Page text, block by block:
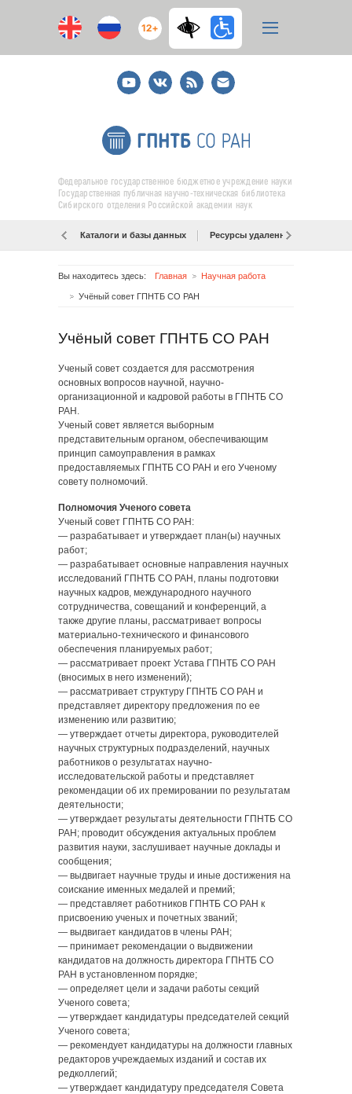
12+
YoutubeВКонтакте
RSS
E-
mail
подписка
Федеральное государственное бюджетное учреждение науки
Государственная публичная научно-техническая библиотека
Сибирского отделения Российской академии наук
Каталоги и базы данных Ресурсы удаленного доступа
Вы находитесь здесь: Главная Научная работа
Учёный совет ГПНТБ СО РАН
Учёный совет ГПНТБ СО РАН
Ученый совет создается для рассмотрения
основных вопросов научной, научно-
организационной и кадровой работы в ГПНТБ СО
РАН.
Ученый совет является выборным
представительным органом, обеспечивающим
принцип самоуправления в рамках
предоставляемых ГПНТБ СО РАН и его Ученому
совету полномочий.
Полномочия Ученого совета
Ученый совет ГПНТБ СО РАН:
— разрабатывает и утверждает план(ы) научных
работ;
— разрабатывает основные направления научных
исследований ГПНТБ СО РАН, планы подготовки
научных кадров, международного научного
сотрудничества, совещаний и конференций, а
также другие планы, рассматривает вопросы
материально-технического и финансового
обеспечения планируемых работ;
— рассматривает проект Устава ГПНТБ СО РАН
(вносимых в него изменений);
— рассматривает структуру ГПНТБ СО РАН и
представляет директору предложения по ее
изменению или развитию;
— утверждает отчеты директора, руководителей
научных структурных подразделений, научных
работников о результатах научно-
исследовательской работы и представляет
рекомендации об их премировании по результатам
деятельности;
— утверждает результаты деятельности ГПНТБ СО
РАН; проводит обсуждения актуальных проблем
развития науки, заслушивает научные доклады и
сообщения;
— выдвигает научные труды и иные достижения на
соискание именных медалей и премий;
— представляет работников ГПНТБ СО РАН к
присвоению ученых и почетных званий;
— выдвигает кандидатов в члены РАН;
— принимает рекомендации о выдвижении
кандидатов на должность директора ГПНТБ СО
РАН в установленном порядке;
— определяет цели и задачи работы секций
Ученого совета;
— утверждает кандидатуры председателей секций
Ученого совета;
— рекомендует кандидатуры на должности главных
редакторов учреждаемых изданий и состав их
редколлегий;
— утверждает кандидатуру председателя Совета